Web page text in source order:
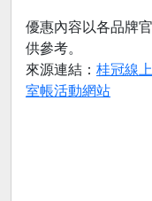
優惠內容以各品牌
供參考。
來源連結： 桂冠線
室帳活動網站